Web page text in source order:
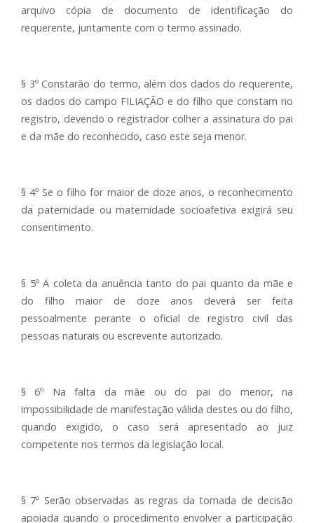
arquivo cópia de documento de identificação do
requerente, juntamente com o termo assinado.
§ 3º Constarão do termo, além dos dados do requerente,
os dados do campo FILIAÇÃO e do filho que constam no
registro, devendo o registrador colher a assinatura do pai
e da mãe do reconhecido, caso este seja menor.
§ 4º Se o filho for maior de doze anos, o reconhecimento
da paternidade ou maternidade socioafetiva exigirá seu
consentimento.
§ 5º A coleta da anuência tanto do pai quanto da mãe e
do filho maior de doze anos deverá ser feita
pessoalmente perante o oficial de registro civil das
pessoas naturais ou escrevente autorizado.
§ 6º Na falta da mãe ou do pai do menor, na
impossibilidade de manifestação válida destes ou do filho,
quando exigido, o caso será apresentado ao juiz
competente nos termos da legislação local.
§ 7º Serão observadas as regras da tomada de decisão
apoiada quando o procedimento envolver a participação